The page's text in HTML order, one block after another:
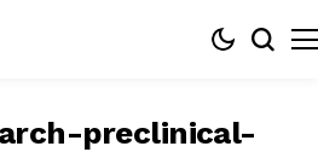
preclinical-